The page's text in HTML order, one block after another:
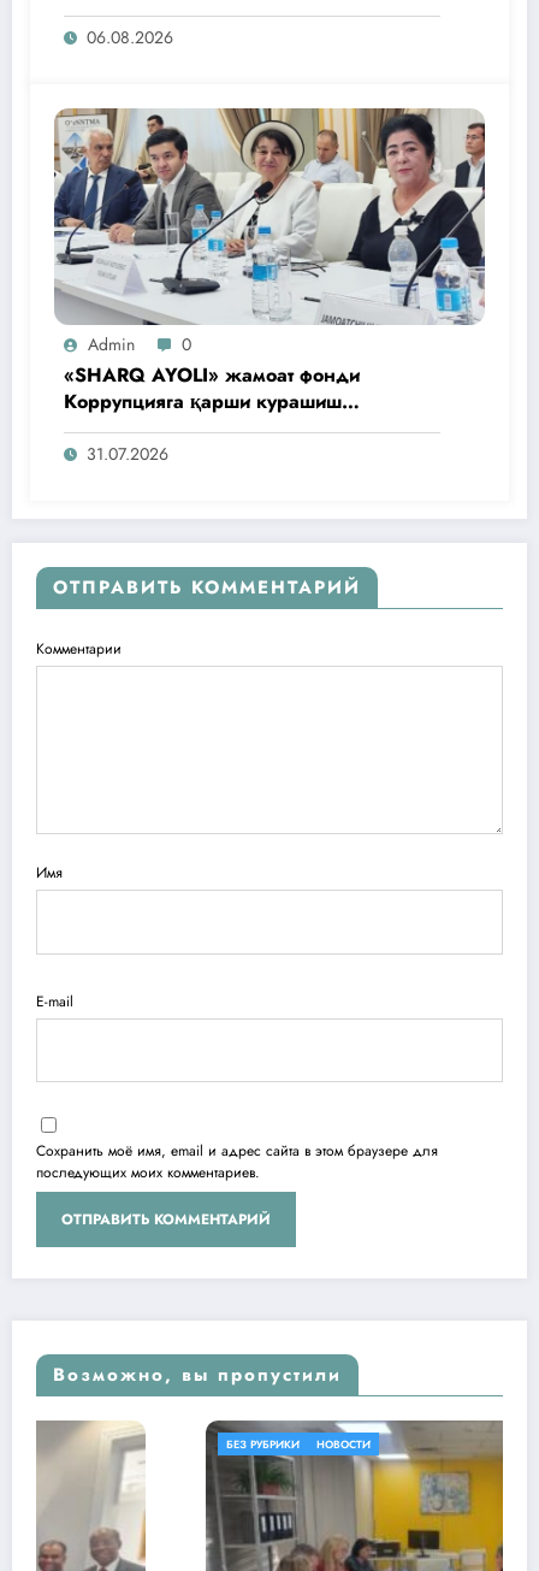
06.08.2026
Admin 0
«SHARQ AYOLI» жамоат фонди
Коррупцияга қарши курашиш
агентлигидаги жамоат эшитувида
ташаббусларини тақдим этди
31.07.2026
ОТПРАВИТЬ КОММЕНТАРИЙ
Комментарии
Имя
E-mail
Сохранить моё имя, email и адрес сайта в этом браузере для
последующих моих комментариев.
Возможно, вы пропустили
БЕЗ РУБРИКИ